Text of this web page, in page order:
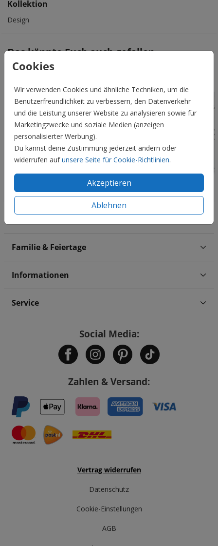
Cookies
Wir verwenden Cookies und ähnliche Techniken, um die
Benutzerfreundlichkeit zu verbessern, den Datenverkehr
und die Leistung unserer Website zu analysieren sowie für
Marketingzwecke und soziale Medien (anzeigen
personalisierter Werbung).
Du kannst deine Zustimmung jederzeit ändern oder
widerrufen aufunsere Seite für Cookie-Richtlinien.
Akzeptieren
Ablehnen
Kollektion
Design
Das könnte Euch auch gefallen
Familie & Feiertage
Informationen
Service
Social Media:
Zahlen & Versand:
Vertrag widerrufen
Datenschutz
Cookie-Einstellungen
AGB